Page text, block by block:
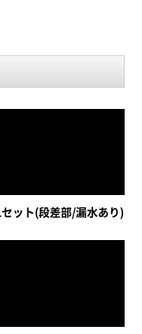
ット(段差部/漏水あり)